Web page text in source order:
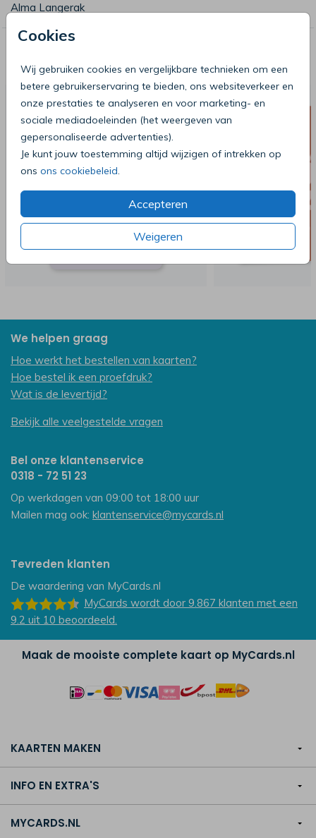
Cookies
Wij gebruiken cookies en vergelijkbare technieken om een
betere gebruikerservaring te bieden, ons websiteverkeer en
onze prestaties te analyseren en voor marketing- en
sociale mediadoeleinden (het weergeven van
gepersonaliseerde advertenties).
Je kunt jouw toestemming altijd wijzigen of intrekken op
ons ons cookiebeleid
Accepteren
Weigeren
Alma Langerak
voor je
We helpen graag
Hoe werkt het bestellen van kaarten?
Hoe bestel ik een proefdruk?
Wat is de levertijd?
Bekijk alle veelgestelde vragen
Bel onze klantenservice
0318 - 72 51 23
Op werkdagen van 09:00 tot 18:00 uur
Mailen mag ook: klantenservice@mycards.nl
Tevreden klanten
De waardering van MyCards.nl
MyCards wordt door 9.867 klanten met een
9.2 uit 10 beoordeeld.
Maak de mooiste complete kaart op MyCards.nl
KAARTEN MAKEN
INFO EN EXTRA'S
MYCARDS.NL